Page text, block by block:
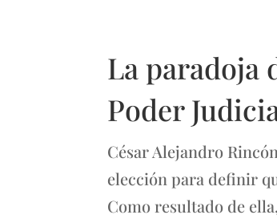
La paradoja
Poder
César Alejandro
elección para definir
Como resultado de